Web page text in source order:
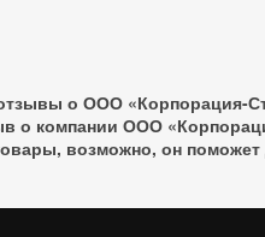
о ООО «Корпорация-
о компании ООО
, возможно, он